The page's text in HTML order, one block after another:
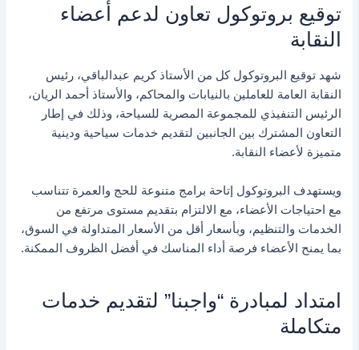
توقيع بروتوكول تعاون لدعم أعضاء
النقابة
شهد توقيع البروتوكول كل من الأستاذ كريم عبدالباقي، رئيس
النقابة العامة للعاملين بالنيابات والمحاكم، والأستاذ أحمد الريان،
الرئيس التنفيذي للمجموعة المصرية للسياحة، وذلك في إطار
التعاون المشترك بين الجانبين لتقديم خدمات سياحية ودينية
متميزة لأعضاء النقابة.
ويستهدف البروتوكول إتاحة برامج متنوعة للحج والعمرة تتناسب
مع احتياجات الأعضاء، مع الالتزام بتقديم مستوى مرتفع من
الخدمات والتنظيم، وبأسعار أقل من الأسعار المتداولة في السوق،
بما يمنح الأعضاء فرصة أداء المناسك في أفضل الظروف الممكنة.
امتداد لمبادرة “واجبنا” لتقديم خدمات
متكاملة